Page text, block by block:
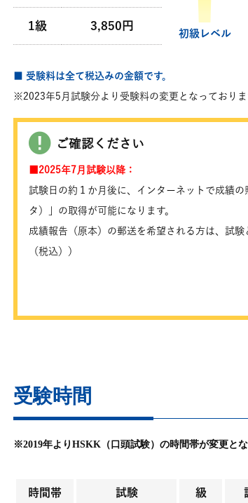
初級レベル
1級 3,850円
■ 受験料は全て税込みの金額です。
※2023年5月試験分より受験料の変更となっておりま
ご確認ください
■2025年7月試験以降：
試験日の約１か月後に、インターネットで成績
タ）」の取得が可能になります。
成績報告（原本）の郵送を希望される方は、試
（税込））
受験時間
※2019年よりHSKK（口頭試験）の時間帯が変更とな
時間帯 試験 級